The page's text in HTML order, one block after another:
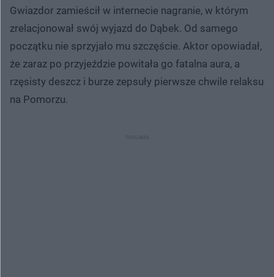
Gwiazdor zamieścił w internecie nagranie, w którym
zrelacjonował swój wyjazd do Dąbek. Od samego
początku nie sprzyjało mu szczęście. Aktor opowiadał,
że zaraz po przyjeździe powitała go fatalna aura, a
rzęsisty deszcz i burze zepsuły pierwsze chwile relaksu
na Pomorzu.